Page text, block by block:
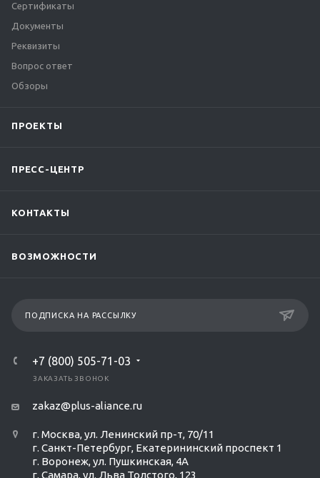
Сертификаты
Документы
Реквизиты
Вопрос ответ
Обзоры
ПРОЕКТЫ
ПРЕСС-ЦЕНТР
КОНТАКТЫ
ВОЗМОЖНОСТИ
ПОДПИСКА НА РАССЫЛКУ
+7 (800) 505-71-03
ЗАКАЗАТЬ ЗВОНОК
zakaz@plus-aliance.ru
г. Москва, ул. Ленинский пр-т, 70/11
г. Санкт-Петербург, Екатерининский проспект 1
г. Воронеж, ул. Пушкинская, 4А
г. Самара, ул. Льва Толстого, 123